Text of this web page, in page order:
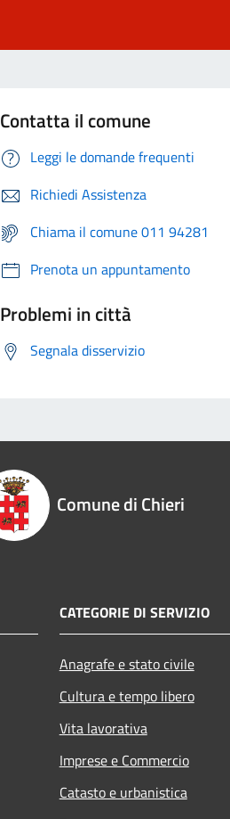
Contatta il comune
Leggi le domande frequenti
Richiedi Assistenza
Chiama il comune 011 94281
Prenota un appuntamento
Problemi in città
Segnala disservizio
Comune di Chieri
CATEGORIE DI SERVIZIO
Anagrafe e stato civile
Cultura e tempo libero
Vita lavorativa
Imprese e Commercio
Catasto e urbanistica